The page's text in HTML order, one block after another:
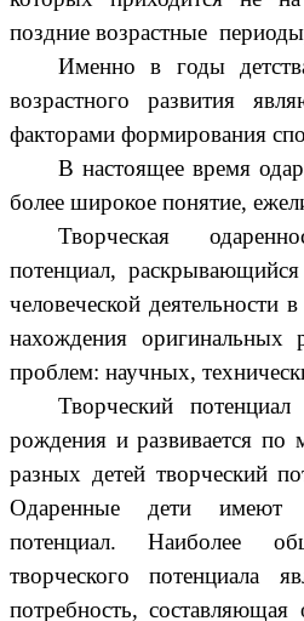
поздние возрастные
Именно в годы
возрастного развития
факторами формирования
В настоящее время
более широкое понятие,
Творческая
потенциал,
человеческой деятельности
нахождения оригинальных
проблем: научных,
Творческий
рождения и развивается по
разных детей творческий
Одаренные дети имеют
потенциал. Наиболее
творческого потенциала
потребность, составляющая